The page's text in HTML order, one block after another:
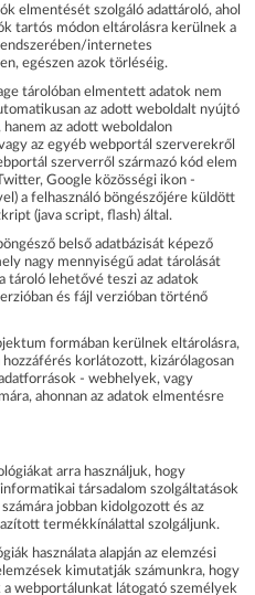
elmentését szolgáló adattároló, ahol
tartós módon eltárolásra kerülnek a
internetes
egészen azok törléséig.
tárolóban elmentett adatok nem
az adott weboldalt nyújtó
az adott weboldalon
az egyéb webportál szerverekről
szerverről származó kód elem
Google közösségi ikon -
a felhasználó böngészőjére küldött
(java script, flash) által.
belső adatbázisát képező
nagy mennyiségű adat tárolását
tároló lehetővé teszi az adatok
és fájl verzióban történő
formában kerülnek eltárolásra,
hozzáférés korlátozott, kizárólagosan
- webhelyek, vagy
ahonnan az adatok elmentésre
arra használjuk, hogy
társadalom szolgáltatások
jobban kidolgozott és az
termékkínálattal szolgáljunk.
használata alapján az elemzési
kimutatják számunkra, hogy
webportálunkat látogató személyek